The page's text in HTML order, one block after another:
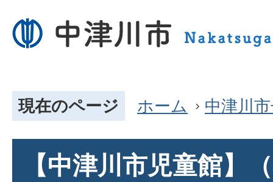
現在のページ ホーム 中津川
【中津川市児童館】